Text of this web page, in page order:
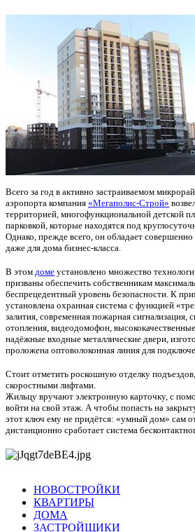
Всего за год в активно застраиваемом
аэропорта компания «Мегаполис-Строй»
территорией, многофункциональной детской
парковкой, которые находятся под
Однако, прежде всего, он обладает
даже для дома бизнес-класса.
В этом доме установлено множество
призваны обеспечить собственникам
беспрецедентный уровень безопасности. К
установлена охранная система с функцией
залития, современная пожарная сигнализация,
отопления, видеодомофон,
надёжные входные металлические двери,
проложена оптоволоконная линия для
Стоит отметить роскошную отделку
скоростными лифтами.
Жильцу вручают электронную карточку, с
войти на свой этаж. А чтобы попасть на
этот ключ ему не придётся: «умный дом» сам
дистанционно сработает система
НОВОСТРОЙКИ
КВАРТИРЫ
ДОМА
ЗАСТРОЙЩИКИ